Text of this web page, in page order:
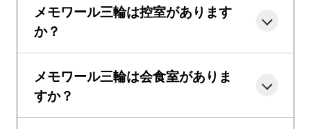
メモワール三輪は控室があります
か？
メモワール三輪は会食室がありま
すか？